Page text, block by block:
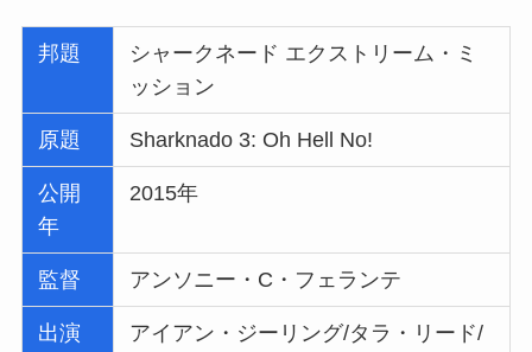
邦題
シャークネード エクストリーム・ミ
ッション
原題 Sharknado 3: Oh Hell No!
公開
年
2015年
監督 アンソニー・C・フェランテ
出演
アイアン・ジーリング/タラ・リード/